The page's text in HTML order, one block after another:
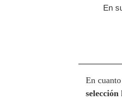
En
En